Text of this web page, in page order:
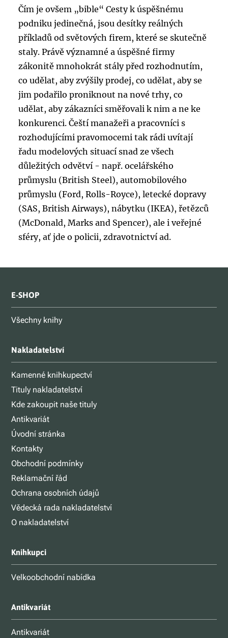
Čím je ovšem „bible“ Cesty k úspěšnému
podniku jedinečná, jsou desítky reálných
příkladů od světových firem, které se skutečně
staly. Právě významné a úspěšné firmy
zákonitě mnohokrát stály před rozhodnutím,
co udělat, aby zvýšily prodej, co udělat, aby se
jim podařilo proniknout na nové trhy, co
udělat, aby zákazníci směřovali k nim a ne ke
konkurenci. Čeští manažeři a pracovníci s
rozhodujícími pravomocemi tak rádi uvítají
řadu modelových situací snad ze všech
důležitých odvětví - např. ocelářského
průmyslu (British Steel), automobilového
průmyslu (Ford, Rolls-Royce), letecké dopravy
(SAS, British Airways), nábytku (IKEA), řetězců
(McDonald, Marks and Spencer), ale i veřejné
sféry, ať jde o policii, zdravotnictví ad.
E-SHOP
Všechny knihy
Nakladatelství
Kamenné knihkupectví
Tituly nakladatelství
Kde zakoupit naše tituly
Antikvariát
Úvodní stránka
Kontakty
Obchodní podmínky
Reklamační řád
Ochrana osobních údajů
Vědecká rada nakladatelství
O nakladatelství
Knihkupci
Velkoobchodní nabídka
Antikvariát
Antikvariát